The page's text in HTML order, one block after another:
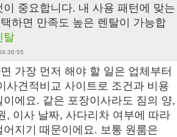
이 중요합니다. 내 사용 패턴에 맞는
하면 만족도 높은 렌탈이 가능합
탈
가장 먼저 해야 할 일은 업체부터
사견적비교 사이트로 조건과 비용
에요. 같은 포장이사라도 짐의 양,
, 이사 날짜, 사다리차 여부에 따라
지기 때문이에요. 보통 원룸은